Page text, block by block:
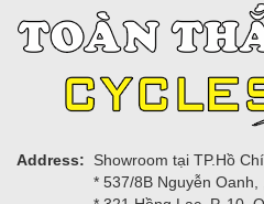
Address:
Showroom tại TP.Hồ
* 537/8B Nguyễn Oanh,